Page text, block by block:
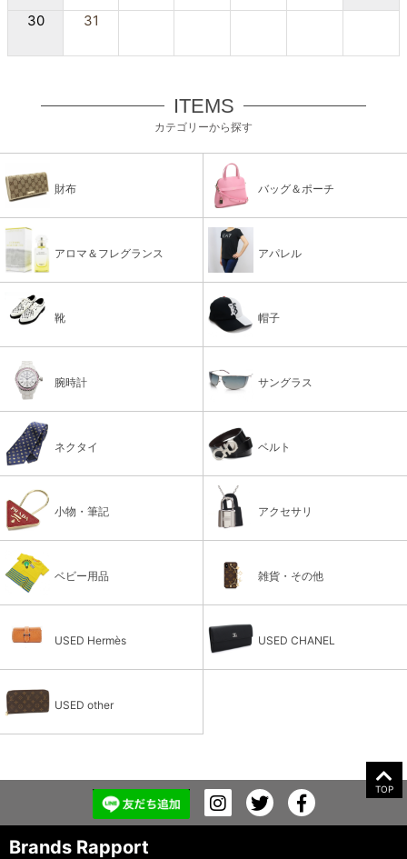
30 31
ITEMS
カテゴリーから探す
財布 バッグ＆ポーチ
アロマ＆フレグランス アパレル
靴 帽子
腕時計 サングラス
ネクタイ ベルト
小物・筆記 アクセサリ
ベビー用品 雑貨・その他
USED Hermès USED CHANEL
USED other
TOP
Brands Rapport